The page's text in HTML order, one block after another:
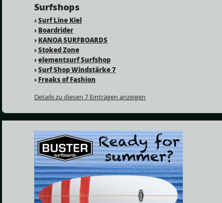
Surfshops
›Surf Line Kiel
› Boardrider
› KANOA SURFBOARDS
›Stoked Zone
›elementsurf Surfshop
›Surf Shop Windstärke 7
› Freaks of Fashion
Details zu diesen 7 Einträgen anzeigen